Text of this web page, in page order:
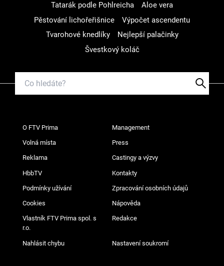
Tatarák podle Pohlreicha
Aloe vera
Pěstování lichořeřišnice
Výpočet ascendentu
Tvarohové knedlíky
Nejlepší palačinky
Švestkový koláč
O FTV Prima Management
Volná místa Press
Reklama Castingy a výzvy
HbbTV Kontakty
Podmínky užívání Zpracování osobních údajů
Cookies Nápověda
Vlastník FTV Prima spol. s
r.o.
Redakce
Nahlásit chybu Nastavení soukromí